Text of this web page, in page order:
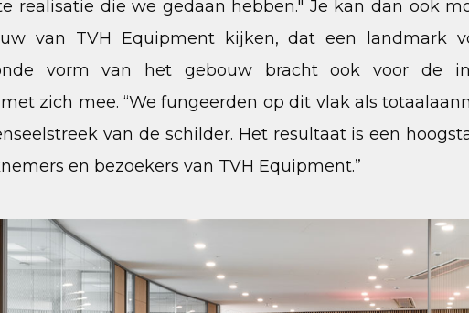
realisatie die we gedaan hebben." Je kan dan ook
van TVH Equipment kijken, dat een landmark
vorm van het gebouw bracht ook voor de
zich mee. “We fungeerden op dit vlak als
van de schilder. Het resultaat is een
en bezoekers van TVH Equipment.”